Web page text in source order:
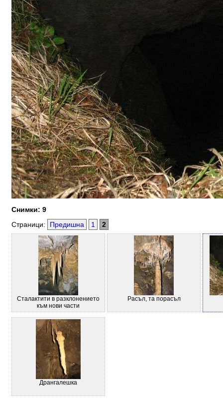
Снимки: 9
Страници:
Предишна 1 2
Сталактити в разклонението
към нови части
Расъл, та порасъл
Дрангалешка